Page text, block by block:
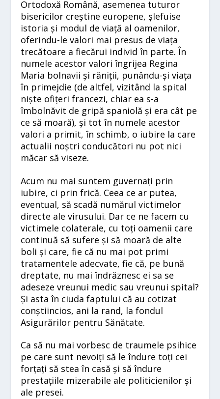
Ortodoxă Română, asemenea tuturor
bisericilor creștine europene, șlefuise
istoria și modul de viață al oamenilor,
oferindu-le valori mai presus de viața
trecătoare a fiecărui individ în parte. În
numele acestor valori îngrijea Regina
Maria bolnavii și răniții, punându-și viața
în primejdie (de altfel, vizitând la spital
niște ofițeri francezi, chiar ea s-a
îmbolnăvit de gripă spaniolă și era cât pe
ce să moară), și tot în numele acestor
valori a primit, în schimb, o iubire la care
actualii noștri conducători nu pot nici
măcar să viseze.
Acum nu mai suntem guvernați prin
iubire, ci prin frică. Ceea ce ar putea,
eventual, să scadă numărul victimelor
directe ale virusului. Dar ce ne facem cu
victimele colaterale, cu toți oamenii care
continuă să sufere și să moară de alte
boli și care, fie că nu mai pot primi
tratamentele adecvate, fie că, pe bună
dreptate, nu mai îndrăznesc ei sa se
adeseze vreunui medic sau vreunui spital?
Și asta în ciuda faptului că au cotizat
conștiincios, ani la rand, la fondul
Asigurărilor pentru Sănătate.
Ca să nu mai vorbesc de traumele psihice
pe care sunt nevoiți să le îndure toți cei
forțați să stea în casă și să îndure
prestațiile mizerabile ale politicienilor și
ale presei.